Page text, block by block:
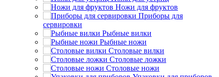
Ножи для фруктов
Приборы для
сервировки
Рыбные вилки
Рыбные ножи
Столовые вилки
Столовые ложки
Столовые ножи